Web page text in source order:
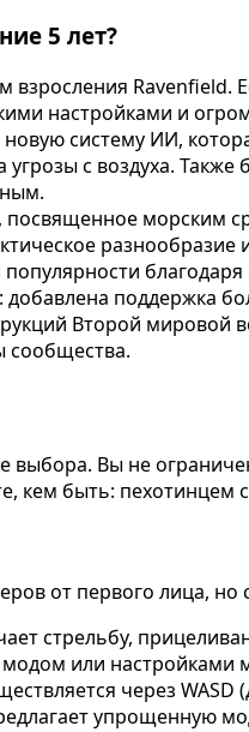
5 лет?
взросления Ravenfield.
настройками и
новую систему ИИ,
с воздуха.
посвященное морским
популярности
поддержка
Второй мировой
сообщества.
выбора. Вы не
кем быть:
от первого лица,
стрельбу,
или настройками
через
упрощенную